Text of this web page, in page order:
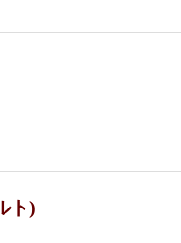
ト)